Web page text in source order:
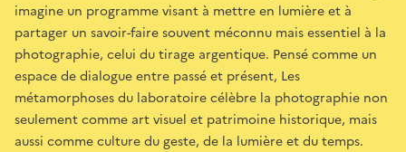
imagine un programme visant à mettre en lumière et à
partager un savoir-faire souvent méconnu mais essentiel à la
photographie, celui du tirage argentique. Pensé comme un
espace de dialogue entre passé et présent, Les
métamorphoses du laboratoire célèbre la photographie non
seulement comme art visuel et patrimoine historique, mais
aussi comme culture du geste, de la lumière et du temps.